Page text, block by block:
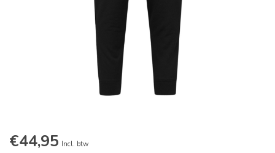
€44,95 Incl. btw